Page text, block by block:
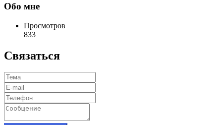
Обо мне
Просмотров
833
Связаться